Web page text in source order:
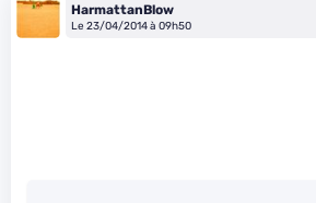
HarmattanBlow
Le 23/04/2014 à 09h50